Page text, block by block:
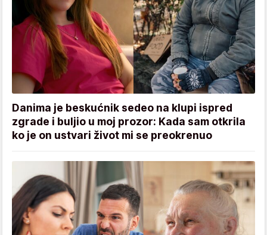
Danima je beskućnik sedeo na klupi ispred
zgrade i buljio u moj prozor: Kada sam otkrila
ko je on ustvari život mi se preokrenuo